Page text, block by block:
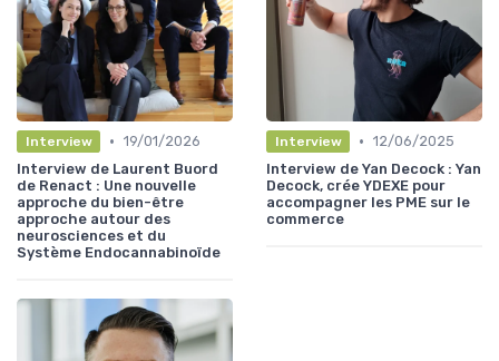
Interview • 19/01/2026
Interview de Laurent Buord
de Renact : Une nouvelle
approche du bien-être
approche autour des
neurosciences et du
Système Endocannabinoïde
Interview • 12/06/2025
Interview de Yan Decock : Yan
Decock, crée YDEXE pour
accompagner les PME sur le
commerce